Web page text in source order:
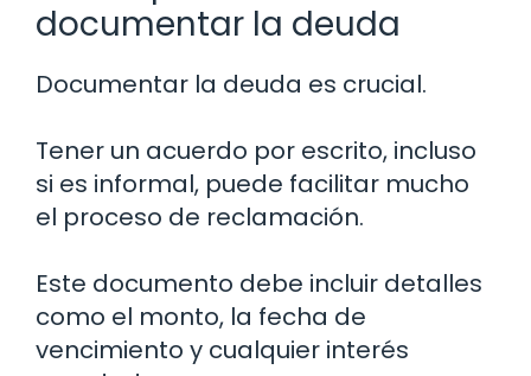
documentar la deuda
Documentar la deuda es crucial.
Tener un acuerdo por escrito, incluso
si es informal, puede facilitar mucho
el proceso de reclamación.
Este documento debe incluir detalles
como el monto, la fecha de
vencimiento y cualquier interés